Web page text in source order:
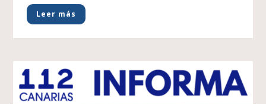
Leer más